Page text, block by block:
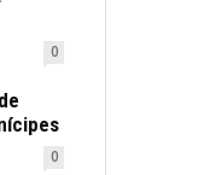
0
0